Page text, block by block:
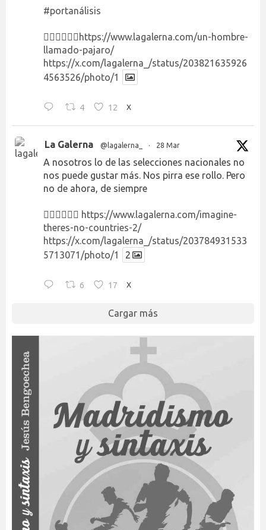
#portanálisis
👉🏻👉🏻👉🏻 https://www.lagalerna.com/un-hombre-
llamado-pajaro/
https://x.com/lagalerna_/status/203821635926
4563526/photo/1
4 12 X
La Galerna @lagalerna_ · 28 Mar
A nosotros lo de las selecciones nacionales no
nos puede gustar más. Nos pirra ese rollo. Pero
no de ahora, de siempre
👉🏻👉🏻👉🏻 https://www.lagalerna.com/imagine-
theres-no-countries-2/
https://x.com/lagalerna_/status/203784931533
5713071/photo/1
2
6 17 X
Cargar más